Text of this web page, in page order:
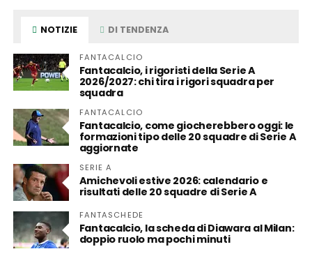
NOTIZIE DI TENDENZA
FANTACALCIO
Fantacalcio, i rigoristi della Serie A
2026/2027: chi tira i rigori squadra per
squadra
FANTACALCIO
Fantacalcio, come giocherebbero oggi: le
formazioni tipo delle 20 squadre di Serie A
aggiornate
SERIE A
Amichevoli estive 2026: calendario e
risultati delle 20 squadre di Serie A
FANTASCHEDE
Fantacalcio, la scheda di Diawara al Milan:
doppio ruolo ma pochi minuti